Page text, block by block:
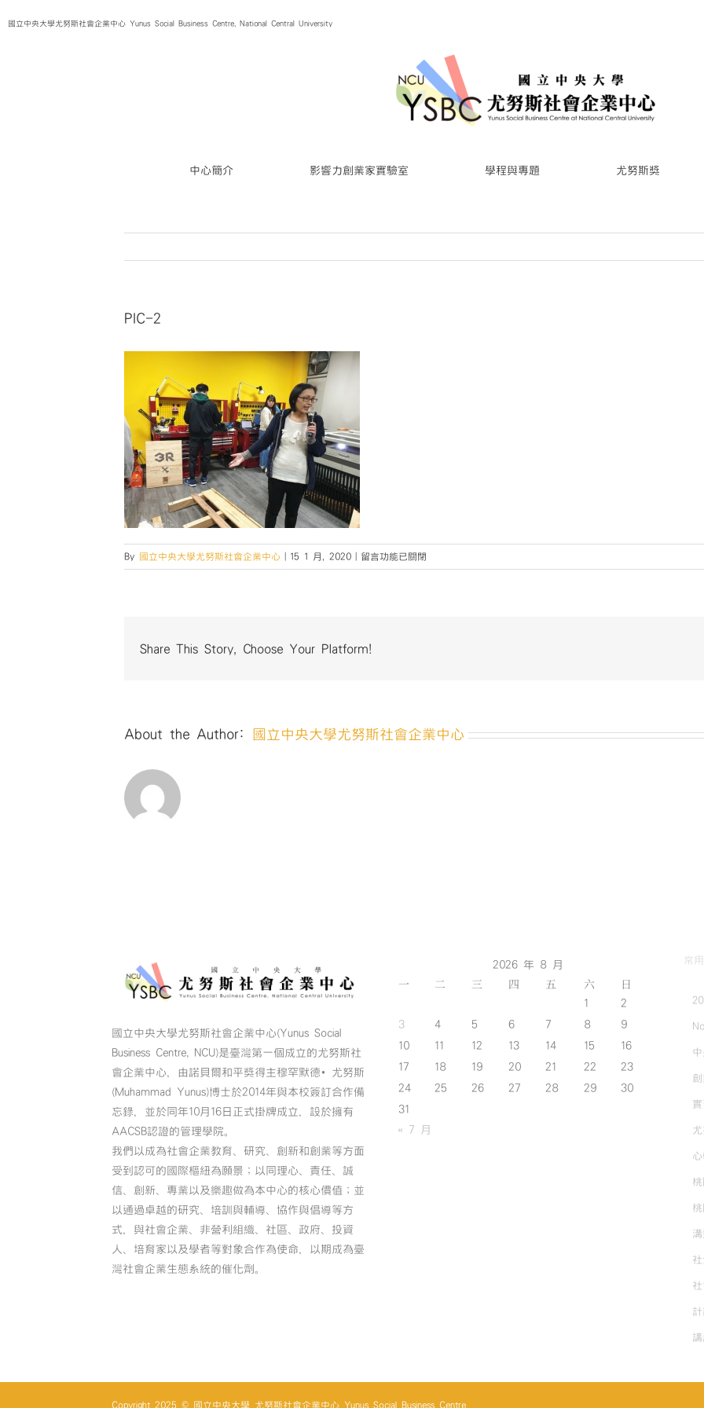
to國立中央大學尤努斯社會企業中心 Yunus Social Business Centre, National Central University
中心簡介 影響力創業家實驗室 學程與專題 尤努斯獎
PIC-2
By 國立中央大學尤努斯社會企業中心 15 1 月, 2020
在
〈PIC-
留言功能已關閉
Share This Story, Choose Your Platform!
About the Author: 國立中央大學尤努斯社會企業中心
國立中央大學尤努斯社會企業中心(Yunus Social
Business Centre, NCU)是臺灣第一個成立的尤努斯社
會企業中心，由諾貝爾和平獎得主穆罕默德•尤努斯
(Muhammad Yunus)博士於2014年與本校簽訂合作備
忘錄，並於同年10月16日正式掛牌成立，設於擁有
AACSB認證的管理學院。
我們以成為社會企業教育、研究、創新和創業等方面
受到認可的國際樞紐為願景；以同理心、責任、誠
信、創新、專業以及樂趣做為本中心的核心價值；並
以通過卓越的研究、培訓與輔導、協作與倡導等方
式，與社會企業、非營利組織、社區、政府、投資
人、培育家以及學者等對象合作為使命，以期成為臺
灣社會企業生態系統的催化劑。
2026 年 8 月
一 二 三 四 五 六 日
1
2
3
4 5 6 7 8
9
10
11 12 13 14 15
16
17
18 19 20 21 22
23
24
25 26 27 28 29
30
31
« 7 月
常
實
溝
講
Copyright 2025 © 國立中央大學 尤努斯社會企業中心 Yunus Social Business Centre